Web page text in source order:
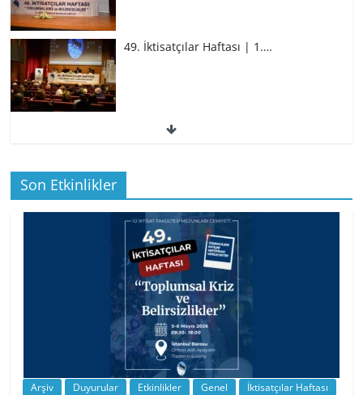
49. İktisatçılar Haftası | 1.…
49. İktisatçılar Haftası | 1.…
BİZ İKTİSATLILAR: İÇİMİZDEN BİRİ PROF.
…
Son Etkinlikler
Arşiv Duyurular Etkinlikler Genel İktisatçılar Haftası